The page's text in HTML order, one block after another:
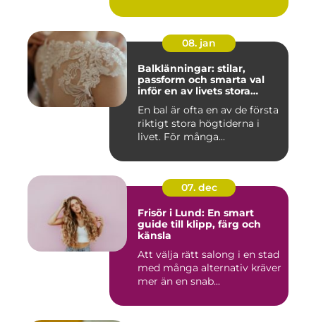
08. jan
Balklänningar: stilar,
passform och smarta val
inför en av livets stora
En bal är ofta en av de första
riktigt stora högtiderna i
livet. För många...
07. dec
Frisör i Lund: En smart
guide till klipp, färg och
känsla
Att välja rätt salong i en stad
med många alternativ kräver
mer än en snab...